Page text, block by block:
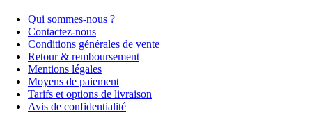
Qui sommes-nous ?
Contactez-nous
Conditions générales de vente
Retour & remboursement
Mentions légales
Moyens de paiement
Tarifs et options de livraison
Avis de confidentialité